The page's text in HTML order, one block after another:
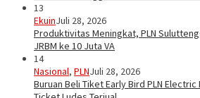
13
EkuinJuli 28, 2026
Produktivitas Meningkat, PLN
JRBM ke 10 Juta VA
14
Nasional, PLNJuli 28, 2026
Buruan Beli Tiket Early Bird PLN